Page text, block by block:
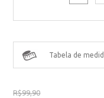
Tabela de
R$99,90